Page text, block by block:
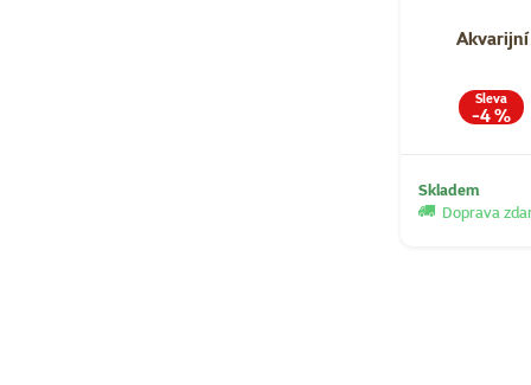
Akvarijní
Sleva
-4 %
Skladem
Doprava